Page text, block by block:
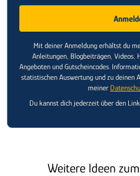
Mit deiner Anmeldung erhältst du
Anleitungen, Blogbeiträgen, Videos,
Angeboten und Gutscheincodes.
statistischen Auswertung und zu deinen
meiner
Du kannst dich jederzeit über den
Weitere Ideen